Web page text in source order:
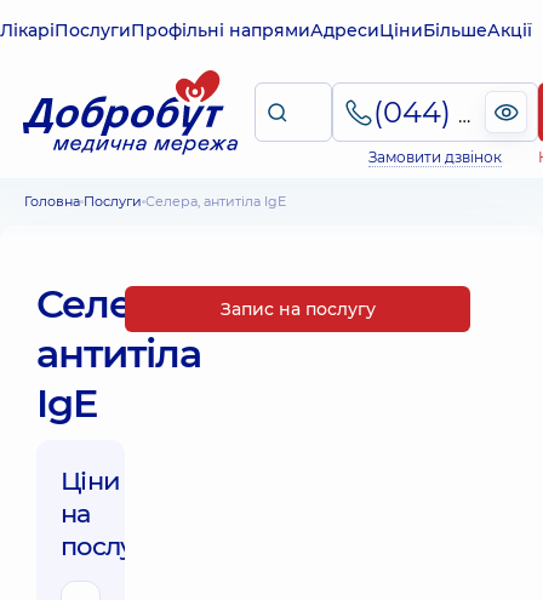
ЛікаріПослугиПрофільні напрямиАдресиЦіниБільшеАкції
(044) 495-2-888
Замовити дзвінок
Головна Послуги Селера, антитіла IgE
Селера,
антитіла
IgE
Ціни
на
послуги:
Запис на послугу